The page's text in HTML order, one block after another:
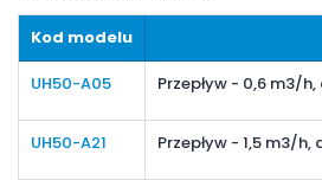
Kod modelu
UH50-A05 Przepływ - 0,6 m3/
UH50-A21 Przepływ - 1,5 m3/